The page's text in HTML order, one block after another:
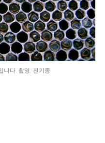
니다. 촬영: 진기종